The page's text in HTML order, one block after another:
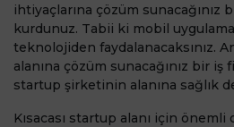
ihtiyaçlarına çözüm sunacağınız
kurdunuz. Tabii ki mobil
teknolojiden faydalanacaksınız.
alanına çözüm sunacağınız bir
startup şirketinin alanına sağlık
Kısacası startup alanı için önemli